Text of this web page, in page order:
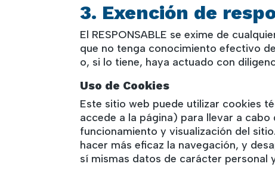
3. Exención de
El RESPONSABLE se exime de
que no tenga conocimiento efectivo
o, si lo tiene, haya actuado con
Uso de Cookies
Este sitio web puede utilizar cookies
accede a la página) para llevar a
funcionamiento y visualización del
hacer más eficaz la navegación, y
sí mismas datos de carácter personal